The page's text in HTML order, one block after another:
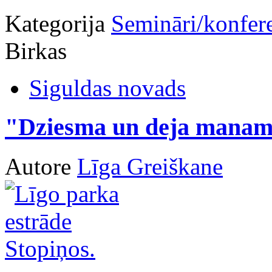
Kategorija Semināri/
Birkas
Siguldas novads
"Dziesma un deja
Autore Līga Greiškane